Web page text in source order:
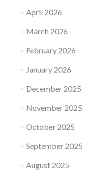
April 2026
March 2026
February 2026
January 2026
December 2025
November 2025
October 2025
September 2025
August 2025